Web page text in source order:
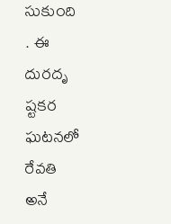
సుకుంది
. ఈ
దురదృ
ష్టకర
ఘటనలో
రేవతి
అనే